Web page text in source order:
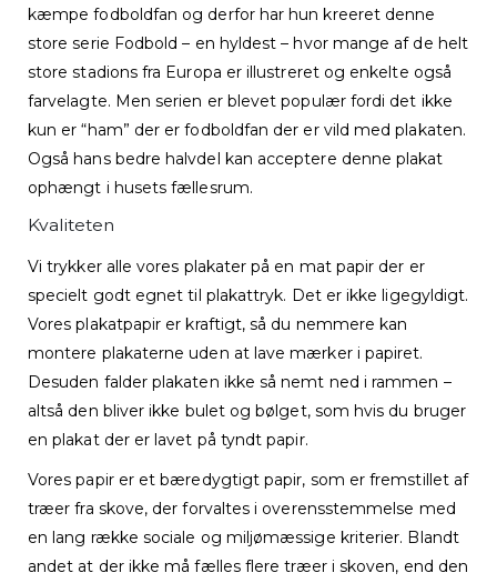
kæmpe fodboldfan og derfor har hun kreeret denne
store serie Fodbold – en hyldest – hvor mange af de helt
store stadions fra Europa er illustreret og enkelte også
farvelagte. Men serien er blevet populær fordi det ikke
kun er “ham” der er fodboldfan der er vild med plakaten.
Også hans bedre halvdel kan acceptere denne plakat
ophængt i husets fællesrum.
Kvaliteten
Vi trykker alle vores plakater på en mat papir der er
specielt godt egnet til plakattryk. Det er ikke ligegyldigt.
Vores plakatpapir er kraftigt, så du nemmere kan
montere plakaterne uden at lave mærker i papiret.
Desuden falder plakaten ikke så nemt ned i rammen –
altså den bliver ikke bulet og bølget, som hvis du bruger
en plakat der er lavet på tyndt papir.
Vores papir er et bæredygtigt papir, som er fremstillet af
træer fra skove, der forvaltes i overensstemmelse med
en lang række sociale og miljømæssige kriterier. Blandt
andet at der ikke må fælles flere træer i skoven, end den